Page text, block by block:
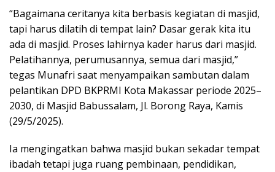
“Bagaimana ceritanya kita berbasis kegiatan di masjid,
tapi harus dilatih di tempat lain? Dasar gerak kita itu
ada di masjid. Proses lahirnya kader harus dari masjid.
Pelatihannya, perumusannya, semua dari masjid,”
tegas Munafri saat menyampaikan sambutan dalam
pelantikan DPD BKPRMI Kota Makassar periode 2025–
2030, di Masjid Babussalam, Jl. Borong Raya, Kamis
(29/5/2025).
Ia mengingatkan bahwa masjid bukan sekadar tempat
ibadah tetapi juga ruang pembinaan, pendidikan,